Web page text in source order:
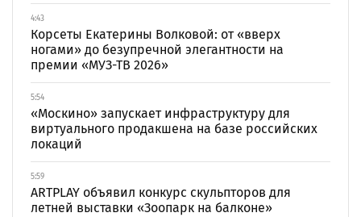
4:43
Корсеты Екатерины Волковой: от «вверх
ногами» до безупречной элегантности на
премии «МУЗ-ТВ 2026»
5:54
«Москино» запускает инфраструктуру для
виртуального продакшена на базе российских
локаций
5:59
ARTPLAY объявил конкурс скульпторов для
летней выставки «Зоопарк на балконе»